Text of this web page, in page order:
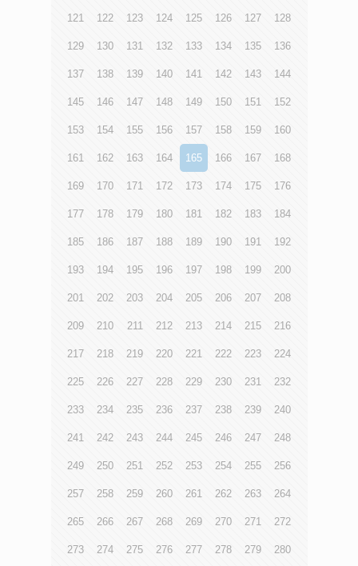
121 122 123 124 125 126 127 128
129 130 131 132 133 134 135 136
137 138 139 140 141 142 143 144
145 146 147 148 149 150 151 152
153 154 155 156 157 158 159 160
161 162 163 164 165 166 167 168
169 170 171 172 173 174 175 176
177 178 179 180 181 182 183 184
185 186 187 188 189 190 191 192
193 194 195 196 197 198 199 200
201 202 203 204 205 206 207 208
209 210 211 212 213 214 215 216
217 218 219 220 221 222 223 224
225 226 227 228 229 230 231 232
233 234 235 236 237 238 239 240
241 242 243 244 245 246 247 248
249 250 251 252 253 254 255 256
257 258 259 260 261 262 263 264
265 266 267 268 269 270 271 272
273 274 275 276 277 278 279 280